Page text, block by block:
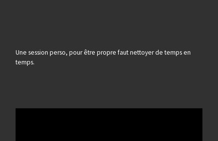
Une session perso, pour être propre faut nettoyer de temps en
temps.